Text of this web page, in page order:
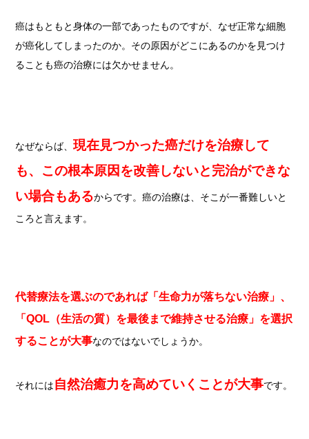
癌はもともと身体の一部であったものですが、なぜ正常な細胞
が癌化してしまったのか。その原因がどこにあるのかを見つけ
ることも癌の治療には欠かせません。
なぜならば、 現在見つかった癌だけを治療して
も、この根本原因を改善しないと完治ができな
い場合もあるからです。癌の治療は、そこが一番難しいと
ころと言えます。
代替療法を選ぶのであれば「生命力が落ちない治療」、
「QOL（生活の質）を最後まで維持させる治療」を選択
することが大事なのではないでしょうか。
それには自然治癒力を高めていくことが大事です。